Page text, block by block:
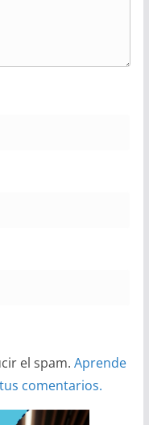
el spam. Aprende
comentarios.